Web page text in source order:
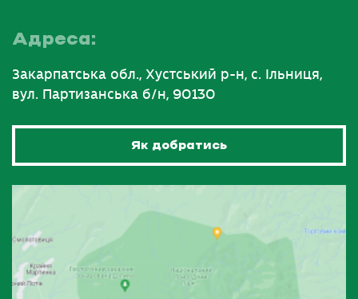
Адреса:
Закарпатська обл., Хустський р-н, с. Ільниця,
вул. Партизанська б/н, 90130
Як добратись